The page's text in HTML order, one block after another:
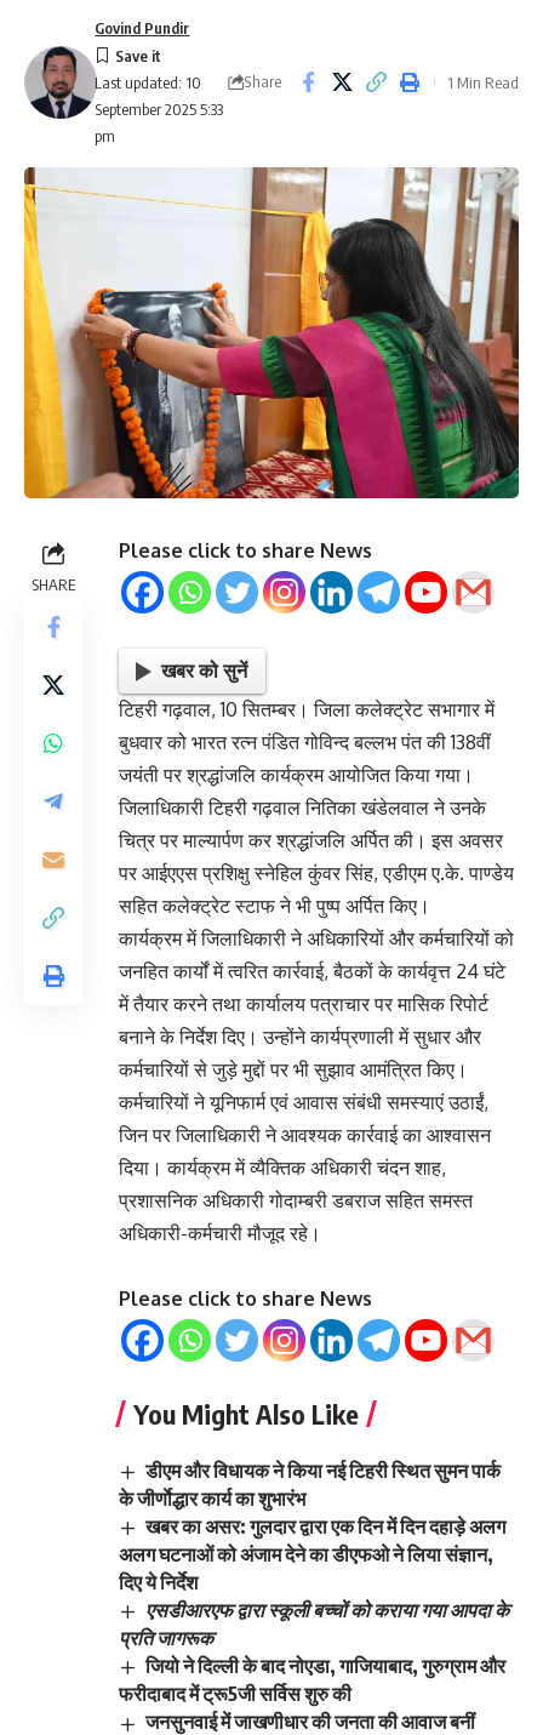
Last updated: 10
September 2025 5:33
pm
Govind Pundir
Share 1 Min Read
SHARE
Please click to share News
खबर को सुनें
टिहरी गढ़वाल, 10 सितम्बर। जिला कलेक्ट्रेट सभागार में
बुधवार को भारत रत्न पंडित गोविन्द बल्लभ पंत की 138वीं
जयंती पर श्रद्धांजलि कार्यक्रम आयोजित किया गया।
जिलाधिकारी टिहरी गढ़वाल नितिका खंडेलवाल ने उनके
चित्र पर माल्यार्पण कर श्रद्धांजलि अर्पित की। इस अवसर
पर आईएएस प्रशिक्षु स्नेहिल कुंवर सिंह, एडीएम ए.के. पाण्डेय
सहित कलेक्ट्रेट स्टाफ ने भी पुष्प अर्पित किए।
कार्यक्रम में जिलाधिकारी ने अधिकारियों और कर्मचारियों को
जनहित कार्यों में त्वरित कार्रवाई, बैठकों के कार्यवृत्त 24 घंटे
में तैयार करने तथा कार्यालय पत्राचार पर मासिक रिपोर्ट
बनाने के निर्देश दिए। उन्होंने कार्यप्रणाली में सुधार और
कर्मचारियों से जुड़े मुद्दों पर भी सुझाव आमंत्रित किए।
कर्मचारियों ने यूनिफार्म एवं आवास संबंधी समस्याएं उठाईं,
जिन पर जिलाधिकारी ने आवश्यक कार्रवाई का आश्वासन
दिया। कार्यक्रम में व्यैक्तिक अधिकारी चंदन शाह,
प्रशासनिक अधिकारी गोदाम्बरी डबराज सहित समस्त
अधिकारी-कर्मचारी मौजूद रहे।
Please click to share News
You Might Also Like
डीएम और विधायक ने किया नई टिहरी स्थित सुमन पार्क
के जीर्णाेद्धार कार्य का शुभारंभ
खबर का असर: गुलदार द्वारा एक दिन में दिन दहाड़े अलग
अलग घटनाओं को अंजाम देने का डीएफओ ने लिया संज्ञान,
दिए ये निर्देश
एसडीआरएफ द्वारा स्कूली बच्चों को कराया गया आपदा के
प्रति जागरूक
जियो ने दिल्ली के बाद नोएडा, गाजियाबाद, गुरुग्राम और
फरीदाबाद में ट्रू5जी सर्विस शुरु की
जनसुनवाई में जाखणीधार की जनता की आवाज बनीं